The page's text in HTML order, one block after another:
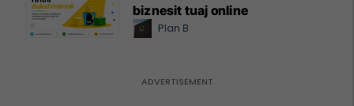
biznesit tuaj online
Plan B